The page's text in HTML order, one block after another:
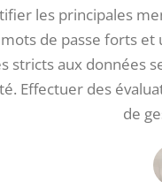
les principales
de passe forts
stricts aux données
Effectuer des
de